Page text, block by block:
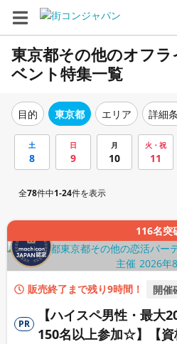
東京都その他のオフ
ベント特集一覧
目的 東京都 エリア 詳細
土
8
日
9
月
10
火・祝
11
全78件中1-24件を表示
116名突
販売終了まで残り9時間！ 開催
PR
【ハイスペ男性・最
150名以上参加☆】【資